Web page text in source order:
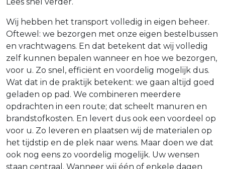
Wij hebben het transport volledig in eigen beheer.
Oftewel: we bezorgen met onze eigen bestelbussen
en vrachtwagens. En dat betekent dat wij volledig
zelf kunnen bepalen wanneer en hoe we bezorgen,
voor u. Zo snel, efficiënt en voordelig mogelijk dus.
Wat dat in de praktijk betekent: we gaan altijd goed
geladen op pad. We combineren meerdere
opdrachten in een route; dat scheelt manuren en
brandstofkosten. En levert dus ook een voordeel op
voor u. Zo leveren en plaatsen wij de materialen op
het tijdstip en de plek naar wens. Maar doen we dat
ook nog eens zo voordelig mogelijk. Uw wensen
staan centraal. Wanneer wij één of enkele dagen